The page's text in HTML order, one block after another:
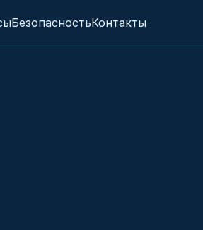
БезопасностьКонтакты